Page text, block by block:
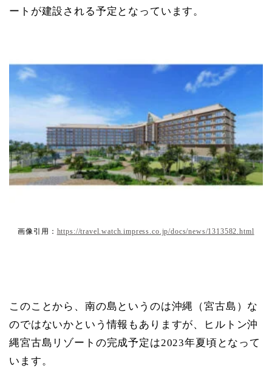
ートが建設される予定となっています。
画像引用： https://travel.watch.impress.co.jp/docs/news/1313582.html
このことから、南の島というのは沖縄（宮古島）な
のではないかという情報もありますが、ヒルトン沖
縄宮古島リゾートの完成予定は2023年夏頃となって
います。